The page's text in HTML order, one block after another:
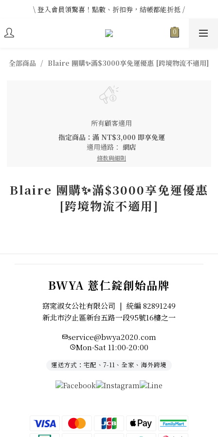
\ 登入會員領驚喜！點數、折扣券，結帳都能折抵 /
\ 登入會員領驚喜！點數、折扣券，結帳都能折抵 /
\ 單筆消費滿 $20000 送薏仁錠體驗包 (價值$890) /
全部商品
Blaire 團購✨滿$3000享免運優惠 [跨境物流不適用]
所有顧客適用
指定商品：滿 NT$3,000 即享免運
適用通路： 網店
條款與細則
Blaire 團購✨滿$3000享免運優惠
[跨境物流不適用]
BWYA 薏仁錠創始品牌
窈窕淑女公社有限公司 | 統編 82891249
新北市汐止區新台五路一段95號16樓之一
service@bwya2020.com
Mon-Sat 11:00-20:00
運送方式：宅配、7-11、全家、海外跨境